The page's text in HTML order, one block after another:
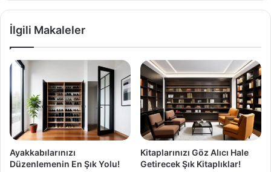
İlgili Makaleler
Ayakkabılarınızı
Düzenlemenin En Şık Yolu!
Kitaplarınızı Göz Alıcı Hale
Getirecek Şık Kitaplıklar!